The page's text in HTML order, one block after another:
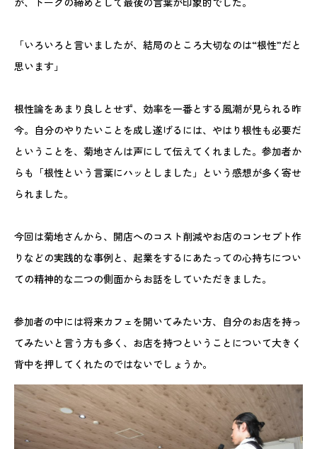
「いろいろと言いましたが、結局のところ大切なのは“根性”だと
思います」
根性論をあまり良しとせず、効率を一番とする風潮が見られる昨
今。自分のやりたいことを成し遂げるには、やはり根性も必要だ
ということを、菊地さんは声にして伝えてくれました。参加者か
らも「根性という言葉にハッとしました」という感想が多く寄せ
られました。
今回は菊地さんから、開店へのコスト削減やお店のコンセプト作
りなどの実践的な事例と、起業をするにあたっての心持ちについ
ての精神的な二つの側面からお話をしていただきました。
参加者の中には将来カフェを開いてみたい方、自分のお店を持っ
てみたいと言う方も多く、お店を持つということについて大きく
背中を押してくれたのではないでしょうか。